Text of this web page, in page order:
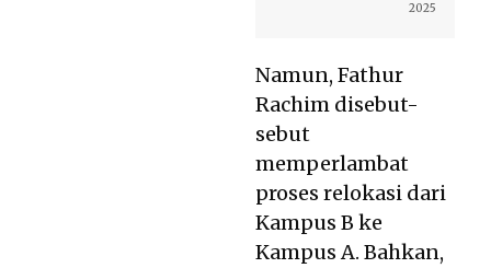
2025
Namun, Fathur
Rachim disebut-
sebut
memperlambat
proses relokasi dari
Kampus B ke
Kampus A. Bahkan,